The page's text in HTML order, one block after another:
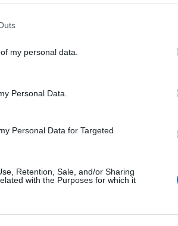
my personal data.
Personal Data.
Personal Data for Targeted
Retention, Sale, and/or Sharing
with the Purposes for which it
γραμμή με τον Πολίτη
ή ιδέες για τη γειτονιά σου.